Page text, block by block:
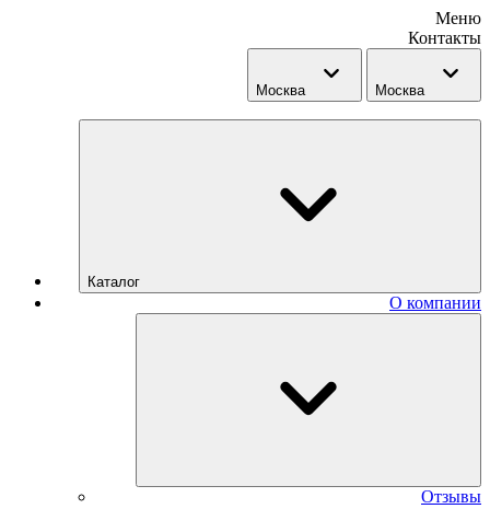
Меню
Контакты
Москва Москва
Каталог
О компании
Отзывы